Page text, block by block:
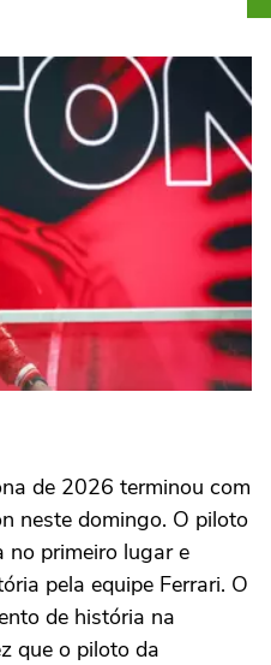
de 2026 terminou com
neste domingo. O piloto
no primeiro lugar e
pela equipe Ferrari. O
de história na
que o piloto da